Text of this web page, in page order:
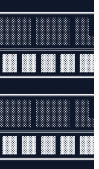
░░░░░░░
░░░░░░░
░░░░░░░
▓▓▓ ▓▓▓ ▓▓▓
▓▓▓ ▓▓▓ ▓▓▓
░░░░░░░
░░░░░░░
░░░░░░░
▓▓▓ ▓▓▓ ▓▓▓
▓▓▓ ▓▓▓ ▓▓▓